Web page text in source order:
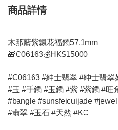
商品詳情
木那藍紫飄花福鐲57.1mm
🎁C06163💰HK$15000
#C06163 #紳士翡翠 #紳士翡翠
#玉 #手鐲 #玉鐲 #紫 #紫鐲 #旺
#bangle #sunsfeicuijade
#翡翠 #玉石 #天然 #KC